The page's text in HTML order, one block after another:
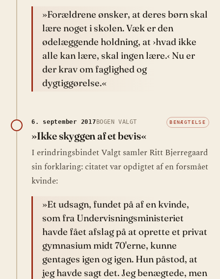
»Forældrene ønsker, at deres børn skal
lære noget i skolen. Væk er den
ødelæggende holdning, at ›hvad ikke
alle kan lære, skal ingen lære.‹ Nu er
der krav om faglighed og
dygtiggørelse.«
6. september 2017 BOGEN VALGT BENÆGTELSE
»Ikke skyggen af et bevis«
I erindringsbindet Valgt samler Ritt Bjerregaard
sin forklaring: citatet var opdigtet af en forsmået
kvinde:
»Et udsagn, fundet på af en kvinde,
som fra Undervisningsministeriet
havde fået afslag på at oprette et privat
gymnasium midt 70'erne, kunne
gentages igen og igen. Hun påstod, at
jeg havde sagt det. Jeg benægtede, men